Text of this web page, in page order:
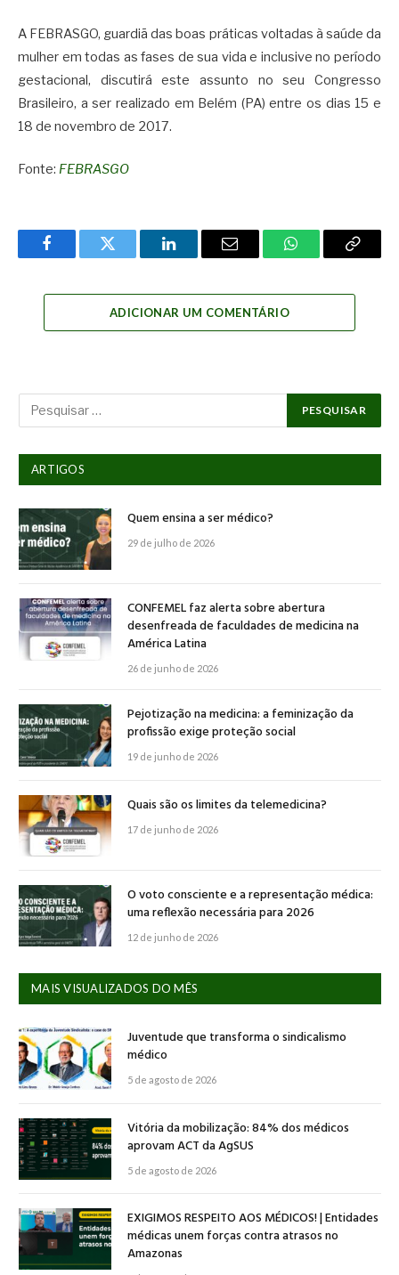
A FEBRASGO, guardiã das boas práticas voltadas à saúde da
mulher em todas as fases de sua vida e inclusive no período
gestacional, discutirá este assunto no seu Congresso
Brasileiro, a ser realizado em Belém (PA) entre os dias 15 e
18 de novembro de 2017.
Fonte: FEBRASGO
FacebookTwitter LinkedInEmail WhatsAppCopy
ADICIONAR UM COMENTÁRIO
ARTIGOS
Quem ensina a ser médico?
29 de julho de 2026
CONFEMEL faz alerta sobre abertura
desenfreada de faculdades de medicina na
América Latina
26 de junho de 2026
Pejotização na medicina: a feminização da
profissão exige proteção social
19 de junho de 2026
Quais são os limites da telemedicina?
17 de junho de 2026
O voto consciente e a representação médica:
uma reflexão necessária para 2026
12 de junho de 2026
MAIS VISUALIZADOS DO MÊS
Juventude que transforma o sindicalismo
médico
5 de agosto de 2026
Vitória da mobilização: 84% dos médicos
aprovam ACT da AgSUS
5 de agosto de 2026
EXIGIMOS RESPEITO AOS MÉDICOS! | Entidades
médicas unem forças contra atrasos no
Amazonas